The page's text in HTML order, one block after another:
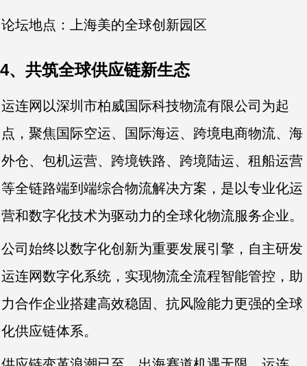
论坛地点：上海美的全球创新园区
4、共筑全球供应链新生态
运连网以深圳市柏威国际科技物流有限公司为起
点，聚焦国际空运、国际海运、跨境电商物流、海
外仓、包机运营、跨境铁路、跨境陆运、租船运营
等全链路端到端综合物流解决方案，是以专业化运
营和数字化技术为驱动力的全球化物流服务企业。
公司始终以数字化创新为重要发展引擎，自主研发
运连网数字化系统，实现物流全流程智能管控，助
力合作企业搭建高效稳固、抗风险能力更强的全球
化供应链体系。